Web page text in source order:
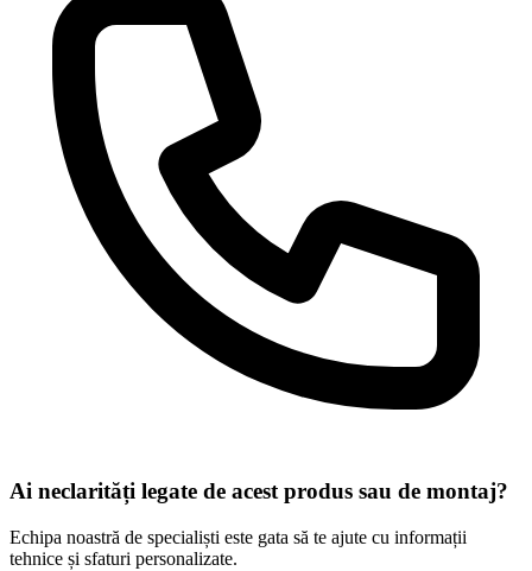
Ai neclarități legate de acest produs sau de montaj?
Echipa noastră de specialiști este gata să te ajute cu informații
tehnice și sfaturi personalizate.